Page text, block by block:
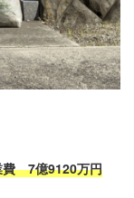
費 7億9120万円